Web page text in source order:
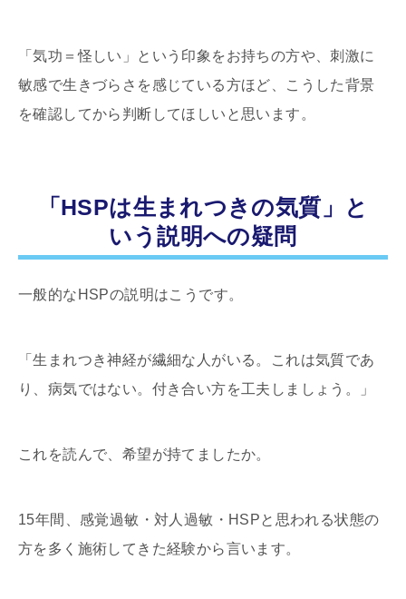
「気功＝怪しい」という印象をお持ちの方や、刺激に
敏感で生きづらさを感じている方ほど、こうした背景
を確認してから判断してほしいと思います。
「HSPは生まれつきの気質」と
いう説明への疑問
一般的なHSPの説明はこうです。
「生まれつき神経が繊細な人がいる。これは気質であ
り、病気ではない。付き合い方を工夫しましょう。」
これを読んで、希望が持てましたか。
15年間、感覚過敏・対人過敏・HSPと思われる状態の
方を多く施術してきた経験から言います。